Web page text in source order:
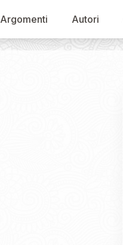
Argomenti Autori